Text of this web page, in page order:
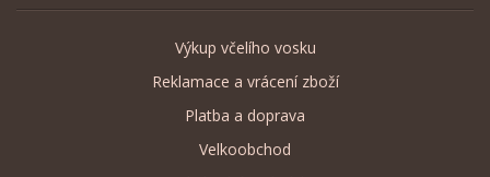
Výkup včelího vosku
Reklamace a vrácení zboží
Platba a doprava
Velkoobchod